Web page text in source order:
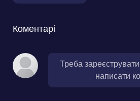
Коментарі
Треба
написати